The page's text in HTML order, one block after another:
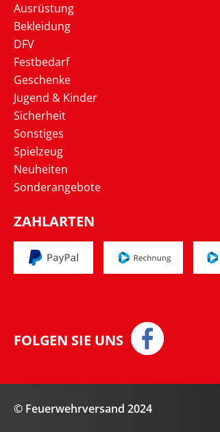
Ausrüstung
Bekleidung
DFV
Festbedarf
Geschenke
Jugend & Kinder
Sicherheit
Sonstiges
Spielzeug
Neuheiten
Sonderangebote
ZAHLARTEN
FOLGEN SIE UNS
© Feuerwehrversand 2024